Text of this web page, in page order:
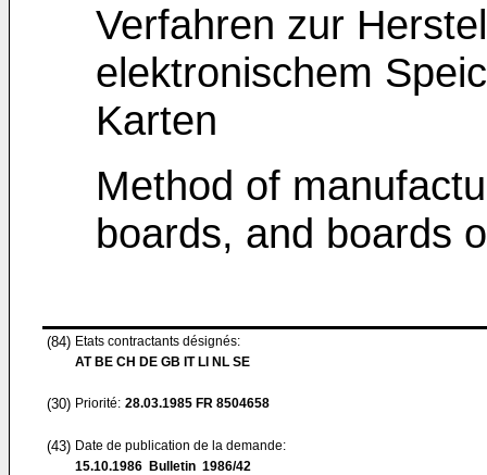
Verfahren zur
elektronischem
Karten
Method of
boards, and boards
(84) Etats contractants désignés:
AT BE CH DE GB IT LI NL SE
(30) Priorité: 28.03.1985 FR 8504658
(43) Date de publication de la demande:
15.10.1986 Bulletin 1986/42